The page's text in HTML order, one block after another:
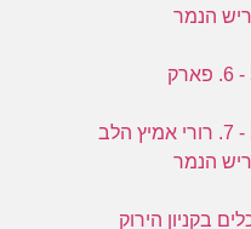
03:35 - סודות מגן החיות 5 - 6. פארק